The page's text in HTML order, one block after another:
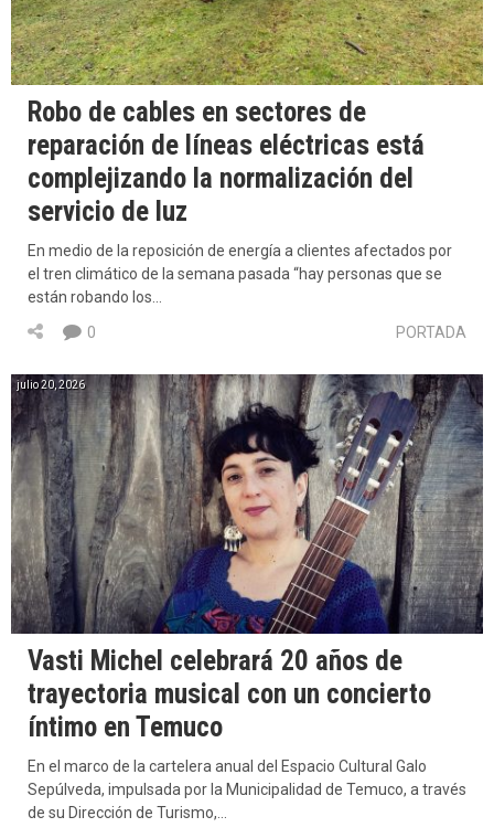
Robo de cables en sectores de
reparación de líneas eléctricas está
complejizando la normalización del
servicio de luz
En medio de la reposición de energía a clientes afectados por
el tren climático de la semana pasada “hay personas que se
están robando los…
PORTADA
0
julio 20, 2026
Vasti Michel celebrará 20 años de
trayectoria musical con un concierto
íntimo en Temuco
En el marco de la cartelera anual del Espacio Cultural Galo
Sepúlveda, impulsada por la Municipalidad de Temuco, a través
de su Dirección de Turismo,…